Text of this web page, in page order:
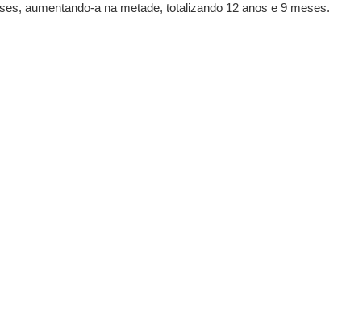
aumentando-a na metade, totalizando 12 anos e 9 meses.